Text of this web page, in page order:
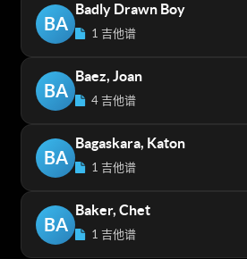
BA
Badly Drawn Boy
1 吉他谱
BA
Baez, Joan
4 吉他谱
BA
Bagaskara, Katon
1 吉他谱
BA
Baker, Chet
1 吉他谱